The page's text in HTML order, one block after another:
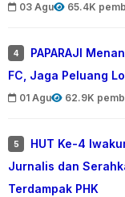
03 Agu 65.4K
4
PAPARAJI
FC, Jaga Peluang
01 Agu 62.9K
5
HUT Ke-4
Jurnalis dan
Terdampak PHK